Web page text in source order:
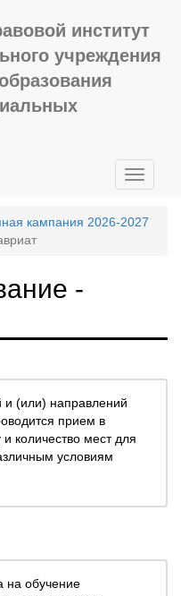
институт
учреждения
Toggle
кампания 2026-2027
-
и (или) направлений
прием в
количество мест для
условиям
на обучение